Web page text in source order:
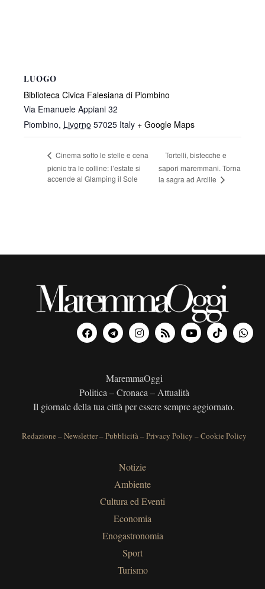
LUOGO
Biblioteca Civica Falesiana di Piombino
Via Emanuele Appiani 32
Piombino, Livorno 57025 Italy + Google Maps
Cinema sotto le stelle e cena
picnic tra le colline: l’estate si
accende al Glamping il Sole
Tortelli, bistecche e
sapori maremmani. Torna
la sagra ad Arcille
MaremmaOggi
Politica – Cronaca – Attualità
Il giornale della tua città per essere sempre aggiornato.
Redazione –Newsletter–Pubblicità–Privacy Policy –Cookie Policy
Notizie
Ambiente
Cultura ed Eventi
Economia
Enogastronomia
Sport
Turismo